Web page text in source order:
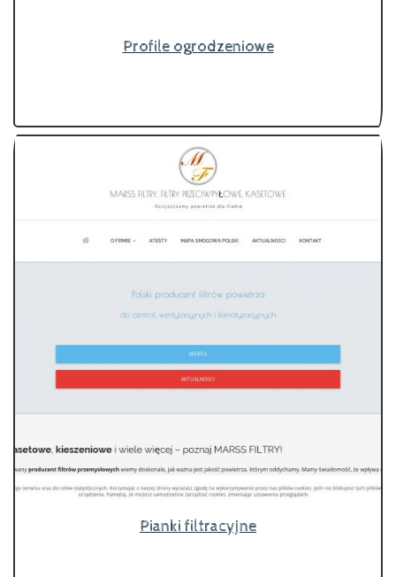
Profile ogrodzeniowe
Pianki filtracyjne